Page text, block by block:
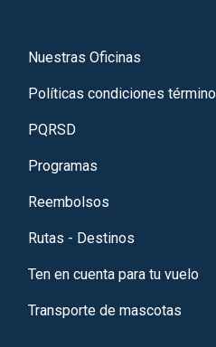
Nuestras Oficinas
Políticas condiciones
PQRSD
Programas
Reembolsos
Rutas - Destinos
Ten en cuenta para tu vuelo
Transporte de mascotas